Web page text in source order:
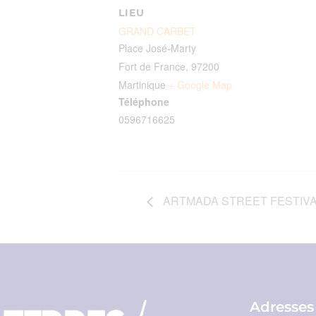
LIEU
GRAND CARBET
Place José-Marty
Fort de France, 97200
Martinique + Google Map
Téléphone
0596716625
ARTMADA STREET
Adresses